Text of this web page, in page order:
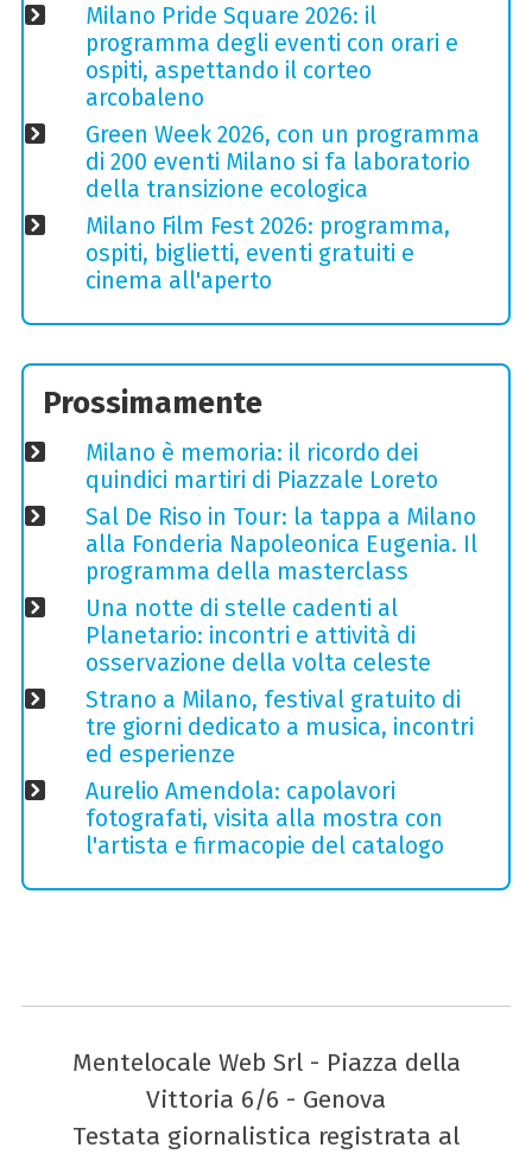
Milano Pride Square 2026: il
programma degli eventi con orari e
ospiti, aspettando il corteo
arcobaleno
Green Week 2026, con un programma
di 200 eventi Milano si fa laboratorio
della transizione ecologica
Milano Film Fest 2026: programma,
ospiti, biglietti, eventi gratuiti e
cinema all'aperto
Prossimamente
Milano è memoria: il ricordo dei
quindici martiri di Piazzale Loreto
Sal De Riso in Tour: la tappa a Milano
alla Fonderia Napoleonica Eugenia. Il
programma della masterclass
Una notte di stelle cadenti al
Planetario: incontri e attività di
osservazione della volta celeste
Strano a Milano, festival gratuito di
tre giorni dedicato a musica, incontri
ed esperienze
Aurelio Amendola: capolavori
fotografati, visita alla mostra con
l'artista e firmacopie del catalogo
Mentelocale Web Srl - Piazza della
Vittoria 6/6 - Genova
Testata giornalistica registrata al